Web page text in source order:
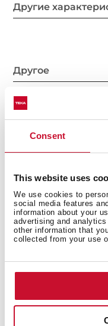
Consent
This website uses
We use cookies to
social media features
information about your
advertising and
other information that
collected from your use
Другие
Другое
Чертёж мойки
Аксессуары
Подробное